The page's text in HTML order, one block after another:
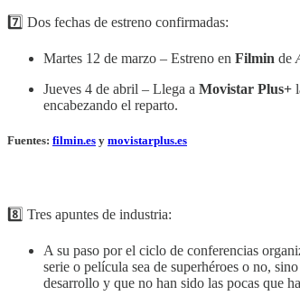
7️⃣ Dos fechas de estreno confirmadas:
Martes 12 de marzo – Estreno en Filmin de
Jueves 4 de abril – Llega a Movistar Plus+
encabezando el reparto.
Fuentes: filmin.es y movistarplus.es
8️⃣ Tres apuntes de industria:
A su paso por el ciclo de conferencias
serie o película sea de superhéroes o no,
desarrollo y que no han sido las pocas que